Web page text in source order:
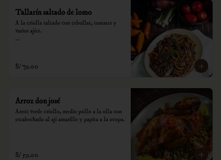
Tallarín saltado de lomo
A la criolla saltado con cebollas, tomates y
varios ajíes.
consumo.
S/ 79.00
Arroz don josé
Arroz verde criollo, medio pollo a la olla con
escabechado al ají amarillo y papita a la ocopa.
S/ 59.00